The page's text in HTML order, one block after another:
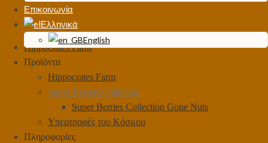
Επικοινωνία
Ελληνικά
English
Hippocrates Farm
Προϊόντα
Hippocrates Farm
Super Berries Collection
Super Berries Collection Gone Nuts
Υπερτροφές του Κόσμου
Πληροφορίες